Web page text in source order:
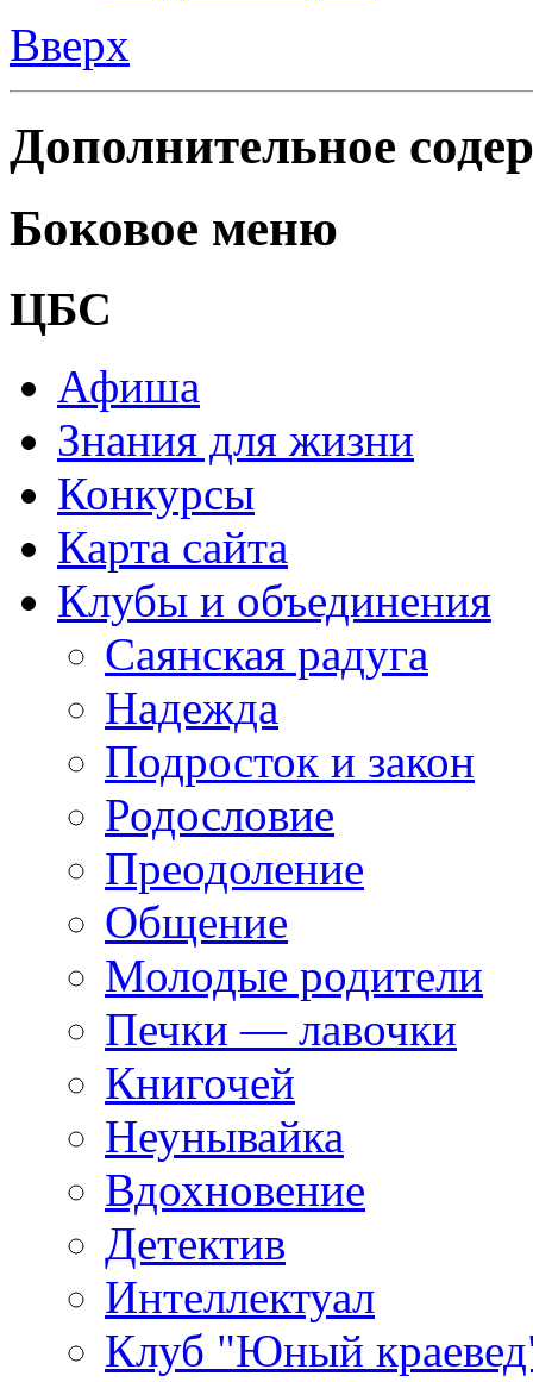
Вверх
Дополнительное
Боковое меню
ЦБС
Афиша
Знания для жизни
Конкурсы
Карта сайта
Клубы и объединения
Саянская радуга
Надежда
Подросток и закон
Родословие
Преодоление
Общение
Молодые родители
Печки — лавочки
Книгочей
Неунывайка
Вдохновение
Детектив
Интеллектуал
Клуб "Юный